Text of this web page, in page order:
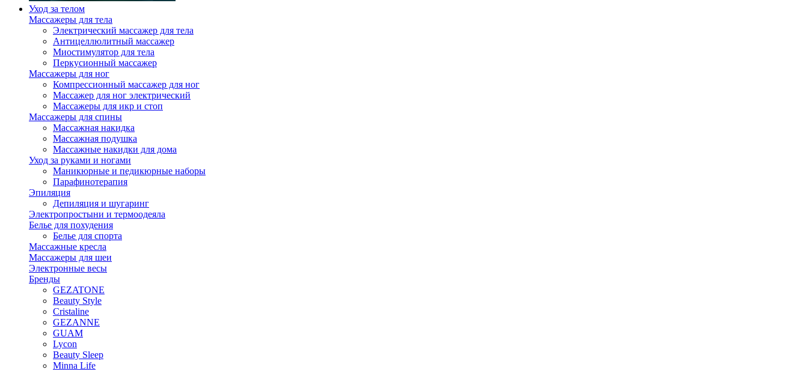
Уход за телом
Массажеры для тела
Электрический массажер для тела
Антицеллюлитный массажер
Миостимулятор для тела
Перкусионный массажер
Массажеры для ног
Компрессионный массажер для ног
Массажер для ног электрический
Массажеры для икр и стоп
Массажеры для спины
Массажная накидка
Массажная подушка
Массажные накидки для дома
Уход за руками и ногами
Маникюрные и педикюрные наборы
Парафинотерапия
Эпиляция
Депиляция и шугаринг
Электропростыни и термоодеяла
Белье для похудения
Белье для спорта
Массажные кресла
Массажеры для шеи
Электронные весы
Бренды
GEZATONE
Beauty Style
Cristaline
GEZANNE
GUAM
Lycon
Beauty Sleep
Minna Life